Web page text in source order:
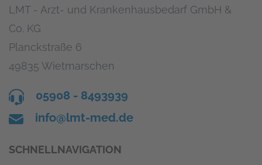
LMT - Arzt- und Krankenhausbedarf GmbH &
Co. KG
Planckstraße 6
49835 Wietmarschen
05908 - 8493939
info@lmt-med.de
SCHNELLNAVIGATION